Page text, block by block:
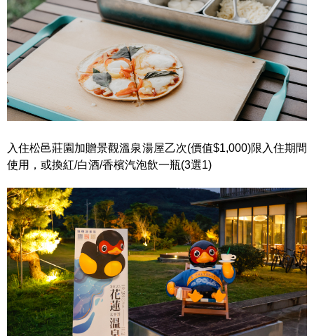
入住松邑莊園加贈景觀溫泉湯屋乙次(價值$1,000)限入住期間
使用，或換紅/白酒/香檳汽泡飲一瓶(3選1)